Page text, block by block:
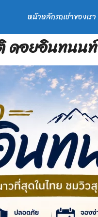
หน้าหลักรถเช่าของเรา
ดอยอินทนนท์